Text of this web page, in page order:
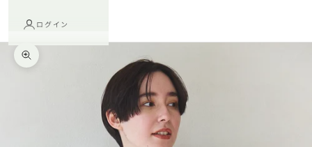
ログイン
ズームイン